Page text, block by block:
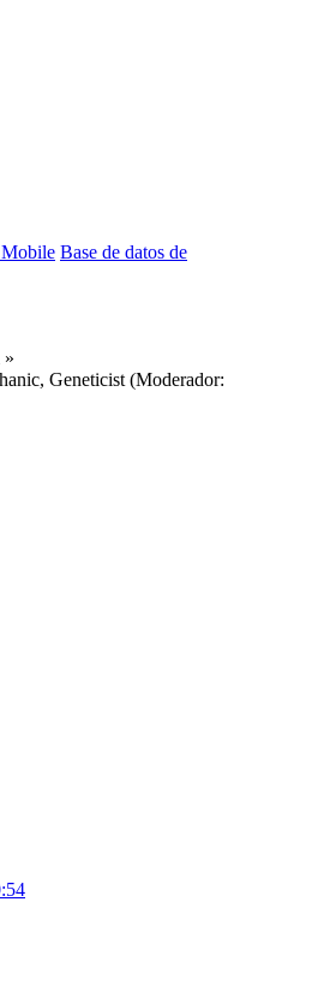
Mobile Base de datos de
»
Geneticist (Moderador: